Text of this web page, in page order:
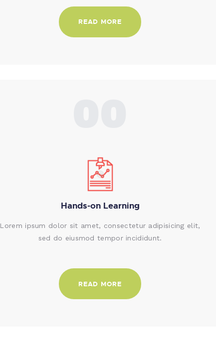
READ MORE
Hands-on Learning
Lorem ipsum dolor sit amet, consectetur adipisicing elit,
sed do eiusmod tempor incididunt.
READ MORE